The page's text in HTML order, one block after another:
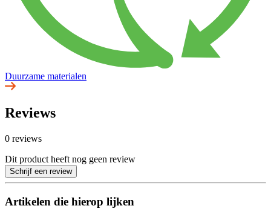
Duurzame materialen
Reviews
0 reviews
Dit product heeft nog geen review
Schrijf een review
Artikelen die hierop lijken